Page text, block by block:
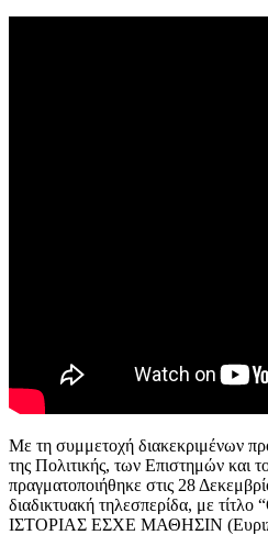
Με τη συμμετοχή διακεκριμένων
της Πολιτικής, των Επιστημών και
πραγματοποιήθηκε στις 28
διαδικτυακή τηλεσπερίδα, με
ΙΣΤΟΡΙΑΣ ΕΣΧΕ ΜΑΘΗΣΙΝ